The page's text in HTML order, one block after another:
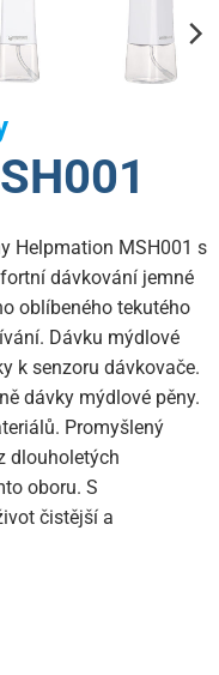
Helpmation MSH001 s
dávkování jemné
oblíbeného tekutého
Dávku mýdlové
k senzoru dávkovače.
dávky mýdlové pěny.
Promyšlený
dlouholetých
oboru. S
čistější a